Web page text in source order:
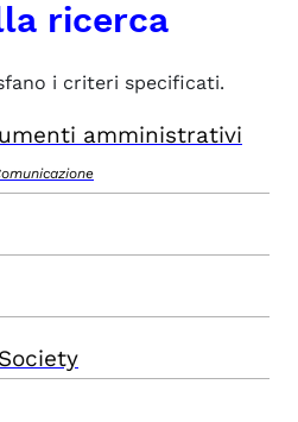
ricerca
i criteri specificati.
amministrativi